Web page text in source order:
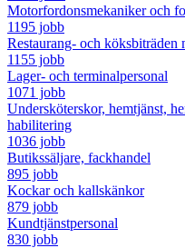
Motorfordonsmekaniker och
1195 jobb
Restaurang- och köksbiträden
1155 jobb
Lager- och terminalpersonal
1071 jobb
Undersköterskor, hemtjänst,
habilitering
1036 jobb
Butikssäljare, fackhandel
895 jobb
Kockar och kallskänkor
879 jobb
Kundtjänstpersonal
830 jobb